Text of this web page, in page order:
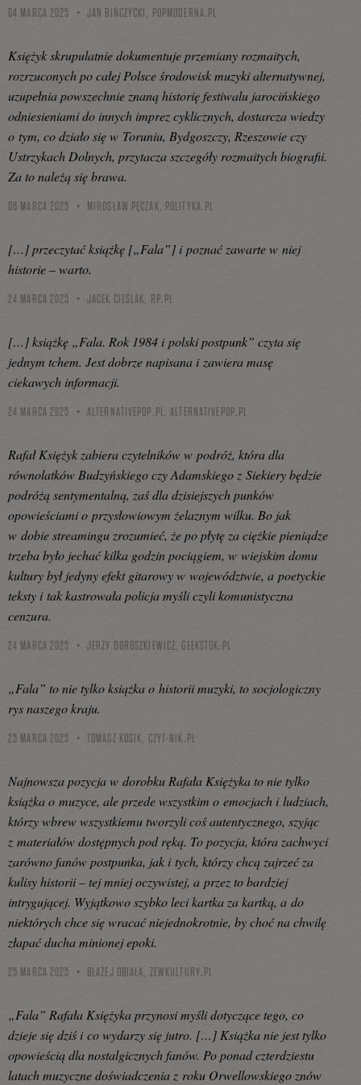
04 MARCA 2025 JAN BIŃCZYCKI, POPMODERNA.PL
Księżyk skrupulatnie dokumentuje przemiany rozmaitych,
rozrzuconych po całej Polsce środowisk muzyki alternatywnej,
uzupełnia powszechnie znaną historię festiwalu jarocińskiego
odniesieniami do innych imprez cyklicznych, dostarcza wiedzy
o tym, co działo się w Toruniu, Bydgoszczy, Rzeszowie czy
Ustrzykach Dolnych, przytacza szczegóły rozmaitych biografii.
Za to należą się brawa.
06 MARCA 2025 MIROSŁAW PĘCZAK, POLITYKA.PL
[…] przeczytać książkę [„Fala”] i poznać zawarte w niej
historie – warto.
24 MARCA 2025 JACEK CIEŚLAK, RP.PL
[…] książkę „Fala. Rok 1984 i polski postpunk” czyta się
jednym tchem. Jest dobrze napisana i zawiera masę
ciekawych informacji.
24 MARCA 2025 ALTERNATIVEPOP.PL,ALTERNATIVEPOP.PL
Rafał Księżyk zabiera czytelników w podróż, która dla
równolatków Budzyńskiego czy Adamskiego z Siekiery będzie
podróżą sentymentalną, zaś dla dzisiejszych punków
opowieściami o przysłowiowym żelaznym wilku. Bo jak
w dobie streamingu zrozumieć, że po płytę za ciężkie pieniądze
trzeba było jechać kilka godzin pociągiem, w wiejskim domu
kultury był jedyny efekt gitarowy w województwie, a poetyckie
teksty i tak kastrowała policja myśli czyli komunistyczna
cenzura.
24 MARCA 2025 JERZY DOROSZKIEWICZ, GEEKSTOK.PL
„Fala” to nie tylko książka o historii muzyki, to socjologiczny
rys naszego kraju.
25 MARCA 2025 TOMASZ KOSIK, CZYT-NIK.PL
Najnowsza pozycja w dorobku Rafała Księżyka to nie tylko
książka o muzyce, ale przede wszystkim o emocjach i ludziach,
którzy wbrew wszystkiemu tworzyli coś autentycznego, szyjąc
z materiałów dostępnych pod ręką. To pozycja, która zachwyci
zarówno fanów postpunka, jak i tych, którzy chcą zajrzeć za
kulisy historii – tej mniej oczywistej, a przez to bardziej
intrygującej. Wyjątkowo szybko leci kartka za kartką, a do
niektórych chce się wracać niejednokrotnie, by choć na chwilę
złapać ducha minionej epoki.
25 MARCA 2025 BŁAŻEJ OBIAŁA, ZEWKULTURY.PL
„Fala” Rafała Księżyka przynosi myśli dotyczące tego, co
dzieje się dziś i co wydarzy się jutro. […] Książka nie jest tylko
opowieścią dla nostalgicznych fanów. Po ponad czterdziestu
latach muzyczne doświadczenia z roku Orwellowskiego znów